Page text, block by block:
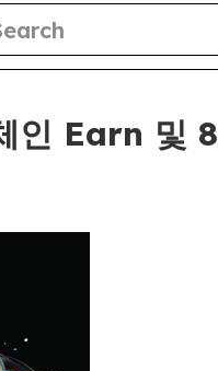
인 Earn 및